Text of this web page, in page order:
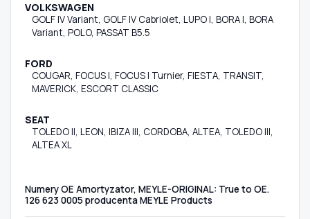
VOLKSWAGEN
GOLF IV Variant, GOLF IV Cabriolet, LUPO I, BORA I, BORA
Variant, POLO, PASSAT B5.5
FORD
COUGAR, FOCUS I, FOCUS I Turnier, FIESTA, TRANSIT,
MAVERICK, ESCORT CLASSIC
SEAT
TOLEDO II, LEON, IBIZA III, CORDOBA, ALTEA, TOLEDO III,
ALTEA XL
Numery OE Amortyzator, MEYLE-ORIGINAL: True to OE.
126 623 0005 producenta MEYLE Products